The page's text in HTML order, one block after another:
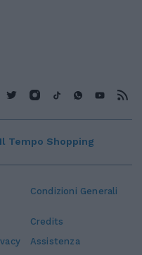
Condizioni Generali
Credits
Assistenza
Il Tempo Shopping